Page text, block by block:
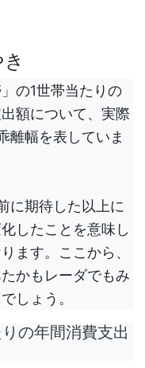
の1世帯当たりの
額について、実際
離幅を表していま
に期待した以上に
したことを意味し
ます。ここから、
かもレーダでもみ
しょう。
の年間消費支出